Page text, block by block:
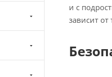
и с
зависит